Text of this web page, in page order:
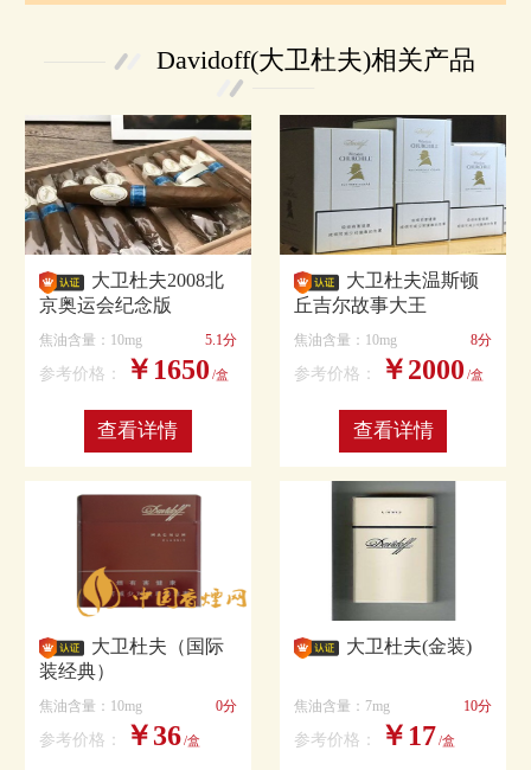
Davidoff(大卫杜夫)相关产品
大卫杜夫2008北
京奥运会纪念版
焦油含量：10mg 5.1分
参考价格： ￥1650 /盒
查看详情
大卫杜夫温斯顿
丘吉尔故事大王
焦油含量：10mg 8分
参考价格： ￥2000 /盒
查看详情
大卫杜夫（国际
装经典）
焦油含量：10mg 0分
参考价格： ￥36/盒
大卫杜夫(金装)
焦油含量：7mg 10分
参考价格： ￥17/盒